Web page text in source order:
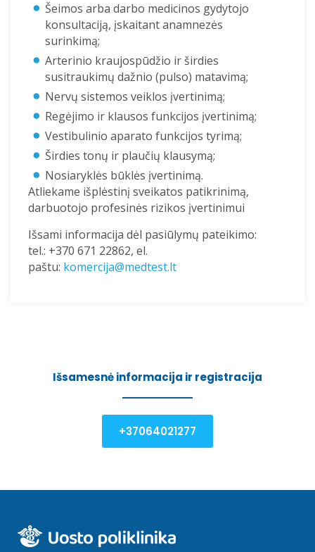
Šeimos arba darbo medicinos gydytojo
konsultaciją, įskaitant anamnezės
surinkimą;
Arterinio kraujospūdžio ir širdies
susitraukimų dažnio (pulso) matavimą;
Nervų sistemos veiklos įvertinimą;
Regėjimo ir klausos funkcijos įvertinimą;
Vestibulinio aparato funkcijos tyrimą;
Širdies tonų ir plaučių klausymą;
Nosiaryklės būklės įvertinimą.
Atliekame išplėstinį sveikatos patikrinimą,
darbuotojo profesinės rizikos įvertinimui
Išsami informacija dėl pasiūlymų pateikimo:
tel.: +370 671 22862, el.
paštu: komercija@medtest.lt
Išsamesnė informacija ir registracija
+37064021277